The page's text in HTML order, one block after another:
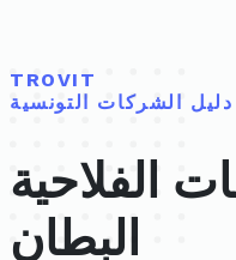
TROVIT
دليل الشركات التونسية
الفلاحية
البطان